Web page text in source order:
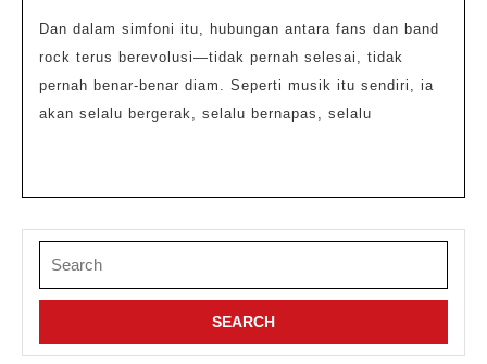
Dan dalam simfoni itu, hubungan antara fans dan band
rock terus berevolusi—tidak pernah selesai, tidak
pernah benar-benar diam. Seperti musik itu sendiri, ia
akan selalu bergerak, selalu bernapas, selalu
for: